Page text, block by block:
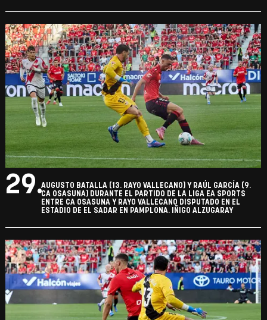
29.AUGUSTO BATALLA (13. RAYO VALLECANO) Y RAÚL GARCÍA (9.
CA OSASUNA) DURANTE EL PARTIDO DE LA LIGA EA SPORTS
ENTRE CA OSASUNA Y RAYO VALLECANO DISPUTADO EN EL
ESTADIO DE EL SADAR EN PAMPLONA. IÑIGO ALZUGARAY